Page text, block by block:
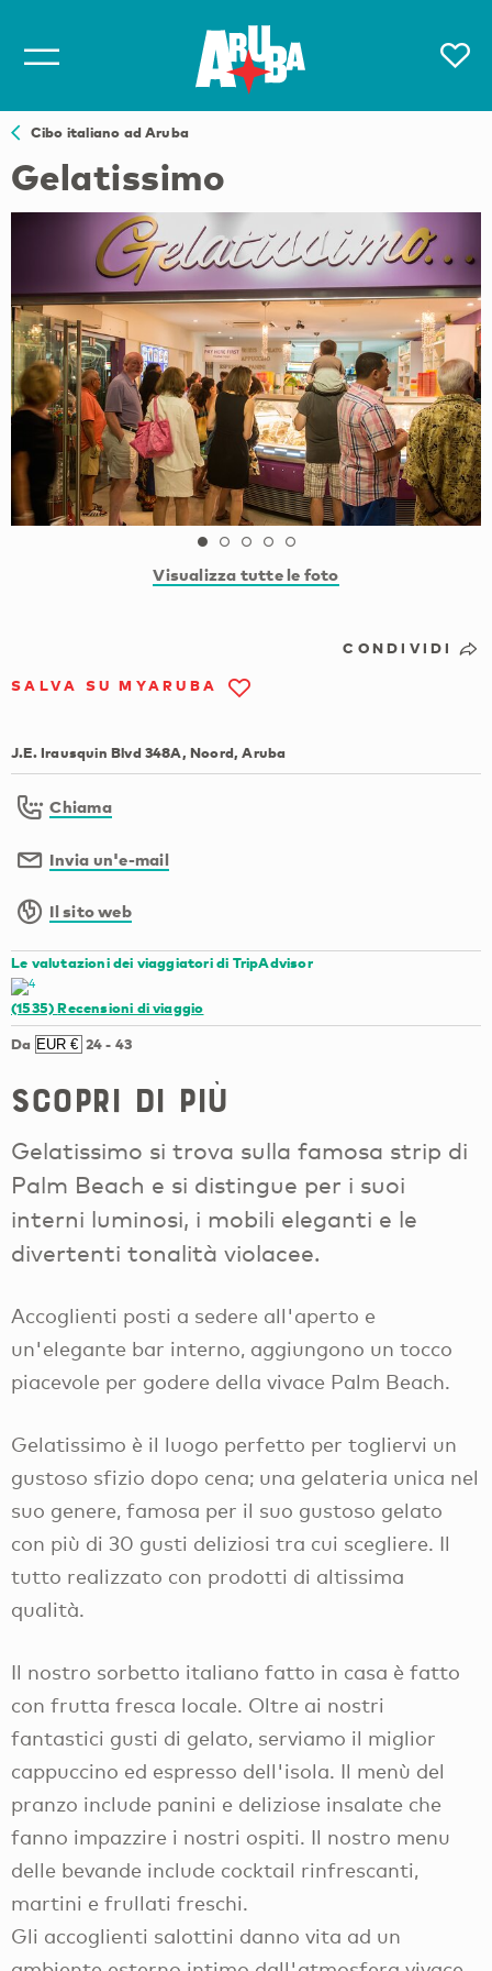
Cibo italiano ad Aruba
Gelatissimo
Visualizza tutte le foto
CONDIVIDI
SALVA SU MYARUBA
J.E. Irausquin Blvd 348A, Noord, Aruba
Chiama
Invia un'e-mail
Il sito web
Le valutazioni dei viaggiatori di TripAdvisor
(1535)Recensioni di viaggio
Da 24- 43
Scopri di più
Gelatissimo si trova sulla famosa strip di
Palm Beach e si distingue per i suoi
interni luminosi, i mobili eleganti e le
divertenti tonalità violacee.
Accoglienti posti a sedere all'aperto e
un'elegante bar interno, aggiungono un tocco
piacevole per godere della vivace Palm Beach.
Gelatissimo è il luogo perfetto per togliervi un
gustoso sfizio dopo cena; una gelateria unica nel
suo genere, famosa per il suo gustoso gelato
con più di 30 gusti deliziosi tra cui scegliere. Il
tutto realizzato con prodotti di altissima
qualità.
Il nostro sorbetto italiano fatto in casa è fatto
con frutta fresca locale. Oltre ai nostri
fantastici gusti di gelato, serviamo il miglior
cappuccino ed espresso dell'isola. Il menù del
pranzo include panini e deliziose insalate che
fanno impazzire i nostri ospiti. Il nostro menu
delle bevande include cocktail rinfrescanti,
martini e frullati freschi.
Gli accoglienti salottini danno vita ad un